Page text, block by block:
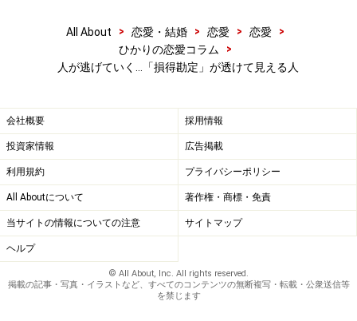
でも、人付き合いというのは、「自分よりも相手に得を
させること」の方が、結果的に自分が得することも多い
ものです。相手に好かれたら「また会いたい」と思われ
こと」というのは、「自分の味方を増やすこと」でもあ
ります。だから、いい友達がいる人ほど、窮地に陥った
ときには、友達が無償の愛を持って助けてくれることも
あるでしょう。
あなたは自分がトラブルに陥った時に、スーッと離れて
いってしまう損得勘定だけで結びついている友達（とい
う名の知り合い）と、親身になって相談に乗ってくれる
友達、どっちが欲しいですか？ どっちがいる人生の方が
All About > 恋愛・結婚 > 恋愛 > 恋愛
>
ひかりの恋愛コラム
>
人が逃げていく…「損得勘定」が透けて見える人
会社概要 採用情報
投資家情報 広告掲載
利用規約 プライバシーポリシー
All Aboutについて 著作権・商標・免責
当サイトの情報についての注意 サイトマップ
ヘルプ
© All About, Inc. All rights reserved.
掲載の記事・写真・イラストなど、すべてのコンテンツの無断複写・転載・公衆送信等
を禁じます